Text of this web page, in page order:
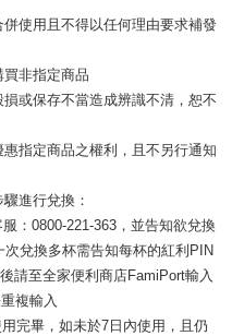
使用且不得以任何理由要求補發
非指定商品
或保存不當造成辨識不清，恕不
指定商品之權利，且不另行通知
進行兌換：
：0800-221-363，並告知欲兌換
兌換多杯需告知每杯的紅利PIN
請至全家便利商店FamiPort輸入
複輸入
完畢，如未於7日內使用，且仍